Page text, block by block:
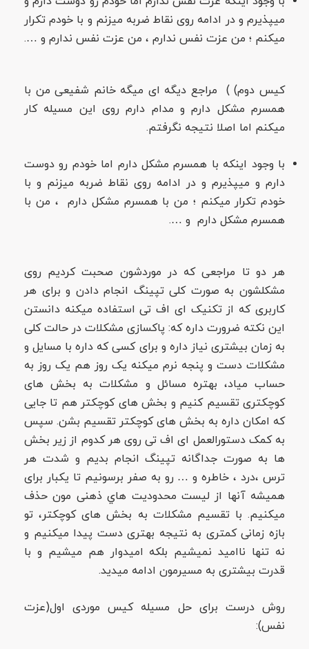
میپذیرم و در ادامه روی نقاط ضربه میزنم و با خودم تکرار
میکنم ؛ من عزت نفس ندارم ، من عزت نفس ندارم و ….
کیس دوم) ) مراجع دیگه ای میگه خانم شفیعی من با
همسرم مشکل دارم و مدام دارم روی این مسیله کار
میکنم اما اصلا نتیجه نگرفتم.
با وجود اینکه با همسرم مشکل دارم اما خودم رو دوست
دارم و میپذیرم و در ادامه روی نقاط ضربه میزنم و با
خودم تکرار میکنم ؛ من با همسرم مشکل دارم ، من با
همسرم مشکل دارم و ….
هر دو تا مراجعی که در موردشون صحبت کردیم روی
مشکلشون به صورت کلی تپینگ انجام دادن و برای هر
کاربری که از تکنیک ای اف تی استفاده میکنه دانستن
این نکته ضرورت داره که: پاکسازی مشکلات در حالت کلی
به زمان بیشتری نیاز داره و برای کسی که داره با مسایل و
مشکلات دست و پنجه نرم میکنه یک روز هم یک روز به
حساب میاد، بهتره مسائل و مشکلات به بخش های
کوچکتری تقسیم کنیم و بخش های کوچکتر هم تا جایی
که امکان داره به بخش های کوچکتر تقسیم بشن. سپس
به کمک دستورالعمل ای اف تی روی هر کدوم از زیر بخش
ها به صورت جداگانه تپینگ انجام بدیم و شدت هر
ترس ،درد ، خاطره و … رو به صفر برسونيم تا یکبار برای
همیشه آنها از لیست محدوديت هاي ذهنی مون حذف
میکنیم. با تقسیم مشکلات به بخش های کوچکتر، تو
بازه زمانی کمتری به نتیجه بهتری دست پیدا میکنیم و
نه تنها ناامید نمیشیم بلکه امیدوار هم میشیم و با
قدرت بیشتری به مسیرمون ادامه میدید.
روش درست برای حل مسیله کیس موردی اول(عزت
نفس):